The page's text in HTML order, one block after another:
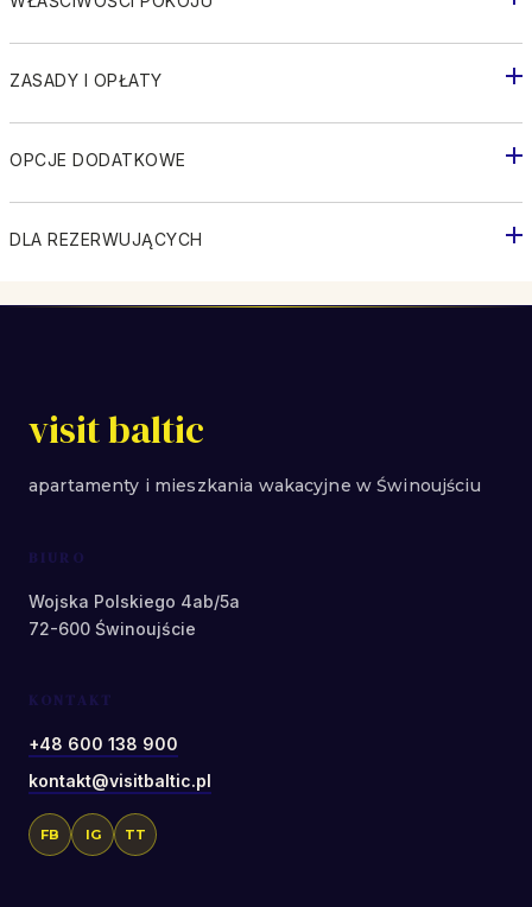
ZASADY I OPŁATY
OPCJE DODATKOWE
DLA REZERWUJĄCYCH
visit baltic
apartamenty i mieszkania wakacyjne w Świnoujściu
BIURO
Wojska Polskiego 4ab/5a
72-600 Świnoujście
KONTAKT
+48 600 138 900
kontakt@visitbaltic.pl
FB IG TT